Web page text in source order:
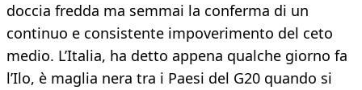
doccia fredda ma semmai la conferma di un
continuo e consistente impoverimento del ceto
medio. L’Italia, ha detto appena qualche giorno fa
l’Ilo, è maglia nera tra i Paesi del G20 quando si